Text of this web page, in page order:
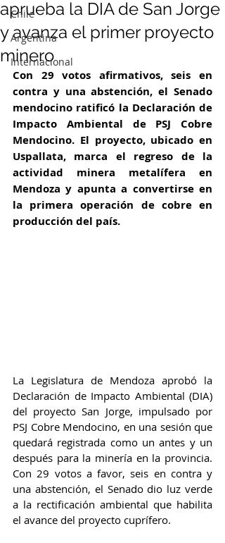
Chile
Argentina
Internacional
aprueba la DIA de San Jorge
y avanza el primer proyecto
minero
Con 29 votos afirmativos, seis en
contra y una abstención, el Senado
mendocino ratificó la Declaración de
Impacto Ambiental de PSJ Cobre
Mendocino. El proyecto, ubicado en
Uspallata, marca el regreso de la
actividad minera metalífera en
Mendoza y apunta a convertirse en
la primera operación de cobre en
producción del país.
La Legislatura de Mendoza aprobó la
Declaración de Impacto Ambiental (DIA)
del proyecto San Jorge, impulsado por
PSJ Cobre Mendocino, en una sesión que
quedará registrada como un antes y un
después para la minería en la provincia.
Con 29 votos a favor, seis en contra y
una abstención, el Senado dio luz verde
a la rectificación ambiental que habilita
el avance del proyecto cuprífero.